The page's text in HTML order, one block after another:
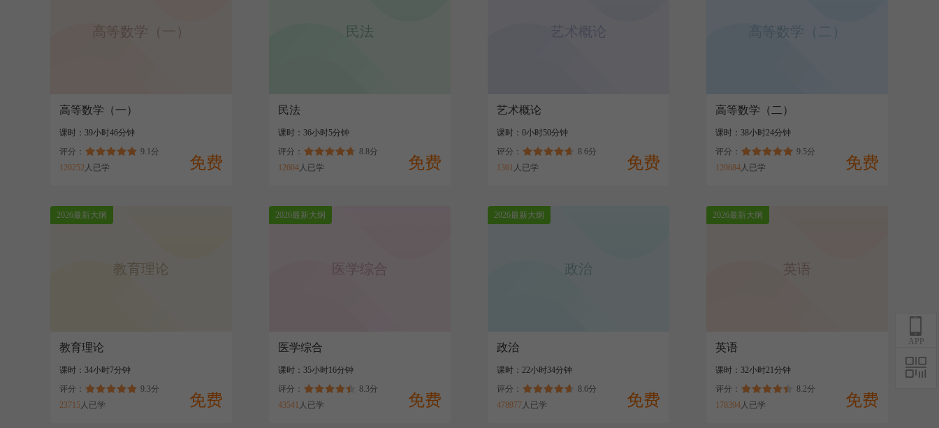
高等数学（一）
高等数学（一）
课时：39小时46分钟
免费
评分：
9.1分
120252 人已学
民法
民法
课时：36小时5分钟
免费
评分：
8.8分
12604人已学
艺术概论
艺术概论
课时：0小时50分钟
免费
评分：
8.6分
1361 人已学
高等数学（二）
高等数学（二）
课时：38小时24分钟
免费
评分：
9.5分
120684人已学
2026最新大纲
教育理论
教育理论
课时：34小时7分钟
免费
评分：
9.3分
23715人已学
2026最新大纲
医学综合
医学综合
课时：35小时16分钟
免费
评分：
8.3分
43541 人已学
2026最新大纲
政治
政治
课时：22小时34分钟
免费
评分：
8.6分
478977人已学
2026最新大纲
英语
英语
课时：32小时21分钟
免费
评分：
8.2分
178394人已学
APP